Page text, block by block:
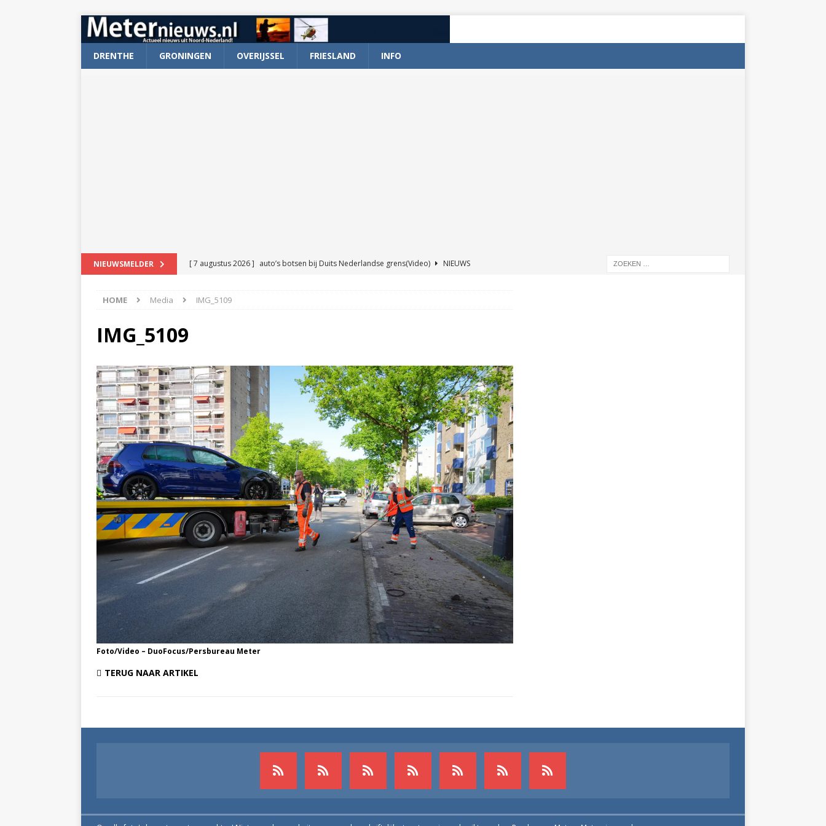
DRENTHE GRONINGEN OVERIJSSEL FRIESLAND INFO
NIEUWSMELDER [ 7 augustus 2026 ] auto’s botsen bij Duits Nederlandse grens(Video)
NIEUWS
[ 6 augustus 2026 ]
[ 7 augustus 2026 ] Surfer aangevaren op Schildmeer Steendam(Video) NIEUWS
HOME Media IMG_5109
IMG_5109
Foto/Video – DuoFocus/Persbureau Meter
TERUG NAAR ARTIKEL